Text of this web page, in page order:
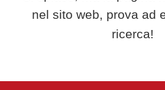
nel sito web, prova ad
ricerca!